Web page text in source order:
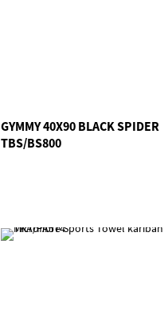
GYMMY 40X90 BLACK SPIDER
TBS/BS800